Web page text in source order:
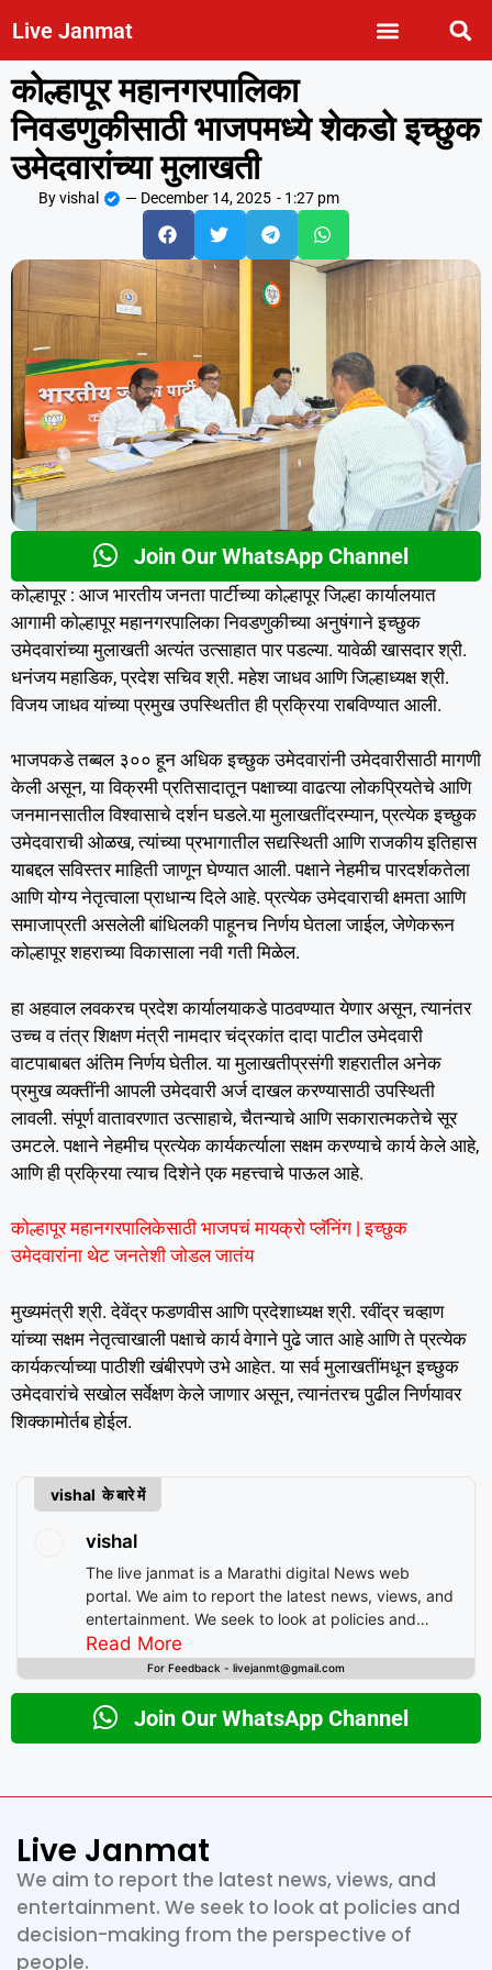
Live Janmat
कोल्हापूर महानगरपालिका
निवडणुकीसाठी भाजपमध्ये शेकडो इच्छुक
उमेदवारांच्या मुलाखती
Byvishal — December 14, 2025 - 1:27 pm
Join Our WhatsApp Channel
कोल्हापूर : आज भारतीय जनता पार्टीच्या कोल्हापूर जिल्हा कार्यालयात
आगामी कोल्हापूर महानगरपालिका निवडणुकीच्या अनुषंगाने इच्छुक
उमेदवारांच्या मुलाखती अत्यंत उत्साहात पार पडल्या. यावेळी खासदार श्री.
धनंजय महाडिक, प्रदेश सचिव श्री. महेश जाधव आणि जिल्हाध्यक्ष श्री.
विजय जाधव यांच्या प्रमुख उपस्थितीत ही प्रक्रिया राबविण्यात आली.
भाजपकडे तब्बल ३०० हून अधिक इच्छुक उमेदवारांनी उमेदवारीसाठी मागणी
केली असून, या विक्रमी प्रतिसादातून पक्षाच्या वाढत्या लोकप्रियतेचे आणि
जनमानसातील विश्वासाचे दर्शन घडले.या मुलाखतींदरम्यान, प्रत्येक इच्छुक
उमेदवाराची ओळख, त्यांच्या प्रभागातील सद्यस्थिती आणि राजकीय इतिहास
याबद्दल सविस्तर माहिती जाणून घेण्यात आली. पक्षाने नेहमीच पारदर्शकतेला
आणि योग्य नेतृत्वाला प्राधान्य दिले आहे. प्रत्येक उमेदवाराची क्षमता आणि
समाजाप्रती असलेली बांधिलकी पाहूनच निर्णय घेतला जाईल, जेणेकरून
कोल्हापूर शहराच्या विकासाला नवी गती मिळेल.
हा अहवाल लवकरच प्रदेश कार्यालयाकडे पाठवण्यात येणार असून, त्यानंतर
उच्च व तंत्र शिक्षण मंत्री नामदार चंद्रकांत दादा पाटील उमेदवारी
वाटपाबाबत अंतिम निर्णय घेतील. या मुलाखतीप्रसंगी शहरातील अनेक
प्रमुख व्यक्तींनी आपली उमेदवारी अर्ज दाखल करण्यासाठी उपस्थिती
लावली. संपूर्ण वातावरणात उत्साहाचे, चैतन्याचे आणि सकारात्मकतेचे सूर
उमटले. पक्षाने नेहमीच प्रत्येक कार्यकर्त्याला सक्षम करण्याचे कार्य केले आहे,
आणि ही प्रक्रिया त्याच दिशेने एक महत्त्वाचे पाऊल आहे.
कोल्हापूर महानगरपालिकेसाठी भाजपचं मायक्रो प्लॅनिंग | इच्छुक
उमेदवारांना थेट जनतेशी जोडल जातंय
मुख्यमंत्री श्री. देवेंद्र फडणवीस आणि प्रदेशाध्यक्ष श्री. रवींद्र चव्हाण
यांच्या सक्षम नेतृत्वाखाली पक्षाचे कार्य वेगाने पुढे जात आहे आणि ते प्रत्येक
कार्यकर्त्याच्या पाठीशी खंबीरपणे उभे आहेत. या सर्व मुलाखतींमधून इच्छुक
उमेदवारांचे सखोल सर्वेक्षण केले जाणार असून, त्यानंतरच पुढील निर्णयावर
शिक्कामोर्तब होईल.
vishal के बारे में
vishal
The live janmat is a Marathi digital News web
portal. We aim to report the latest news, views, and
entertainment. We seek to look at policies and
decision-making from the perspective of people.
Read More
For Feedback - livejanmt@gmail.com
Join Our WhatsApp Channel
Live Janmat
We aim to report the latest news, views, and
entertainment. We seek to look at policies and
decision-making from the perspective of
people.